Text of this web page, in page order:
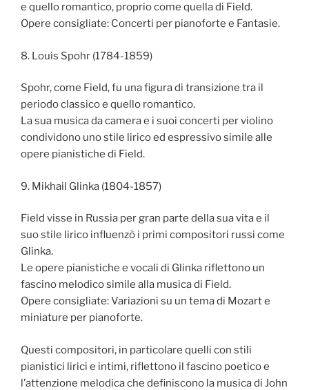
e quello romantico, proprio come quella di Field.
Opere consigliate: Concerti per pianoforte e Fantasie.
8. Louis Spohr (1784-1859)
Spohr, come Field, fu una figura di transizione tra il
periodo classico e quello romantico.
La sua musica da camera e i suoi concerti per violino
condividono uno stile lirico ed espressivo simile alle
opere pianistiche di Field.
9. Mikhail Glinka (1804-1857)
Field visse in Russia per gran parte della sua vita e il
suo stile lirico influenzò i primi compositori russi come
Glinka.
Le opere pianistiche e vocali di Glinka riflettono un
fascino melodico simile alla musica di Field.
Opere consigliate: Variazioni su un tema di Mozart e
miniature per pianoforte.
Questi compositori, in particolare quelli con stili
pianistici lirici e intimi, riflettono il fascino poetico e
l’attenzione melodica che definiscono la musica di John